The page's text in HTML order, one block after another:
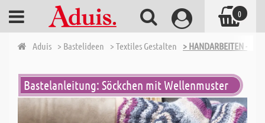
Aduis > Bastelideen > Textiles Gestalten > HANDARBEITEN -
Bastelanleitung: Söckchen mit Wellenmuster
0